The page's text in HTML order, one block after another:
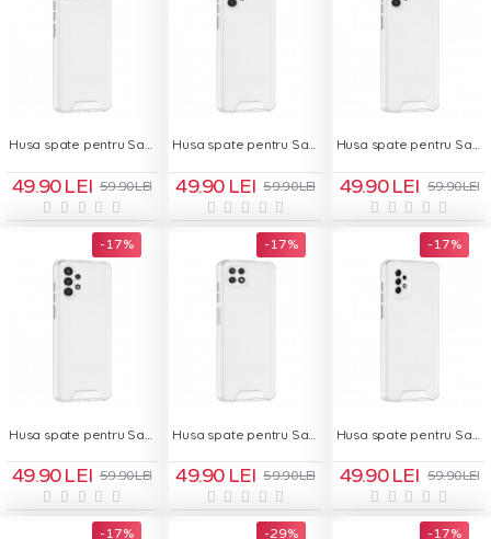
Husa spate pentru Samsung Galaxy A03 - Space Case
49.90 LEI 59.90 LEI
Husa spate pentru Samsung Galaxy A04S - Space Case
49.90 LEI 59.90 LEI
Husa spate pentru Samsung Galaxy A13 4G - Space Case
49.90 LEI 59.90 LEI
-17 %
49.90 LEI 59.90 LEI
-17 %
49.90 LEI 59.90 LEI
-17 %
49.90 LEI 59.90 LEI
-17 % -29 % -17 %